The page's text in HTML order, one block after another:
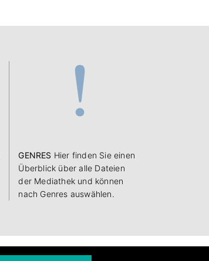
GENRES Hier finden Sie einen
Überblick über alle Dateien
der Mediathek und können
nach Genres auswählen.